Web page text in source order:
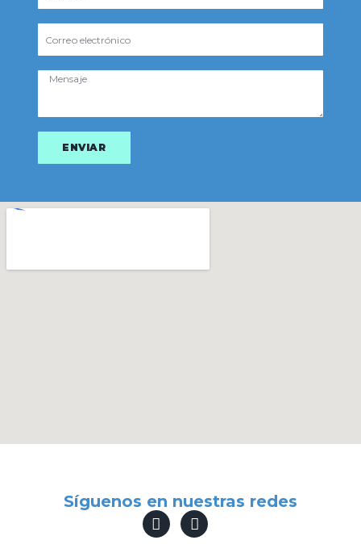
ENVIAR
Síguenos en nuestras redes
F
a
I
n